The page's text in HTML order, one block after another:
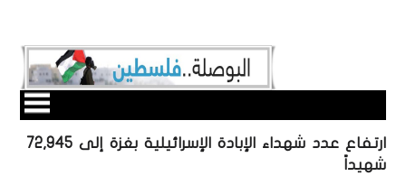
ارتفاع عدد شهداء الإبادة الإسرائيلية بغزة إلى 72,945
شهيداً